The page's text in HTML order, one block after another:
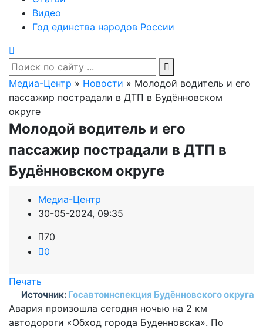
Видео
Год единства народов России
Медиа-Центр » Новости » Молодой водитель и его
пассажир пострадали в ДТП в Будённовском
округе
Молодой водитель и его
пассажир пострадали в ДТП в
Будённовском округе
Медиа-Центр
30-05-2024, 09:35
70
0
Печать
Источник: Госавтоинспекция Будённовского округа
Авария произошла сегодня ночью на 2 км
автодороги «Обход города Буденновска». По